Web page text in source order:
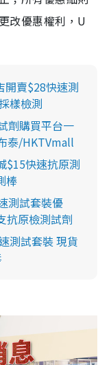
改優惠權利，U
開賣$28快速測
樣檢測
劑購買平台一
泰/HKTVmall
$15快速抗原測
棒
測試套裝優
抗原檢測試劑
測試套裝 現貨